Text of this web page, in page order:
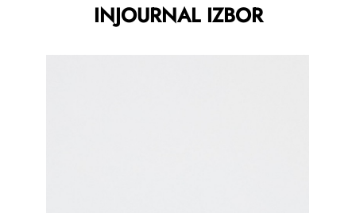
INJOURNAL IZBOR